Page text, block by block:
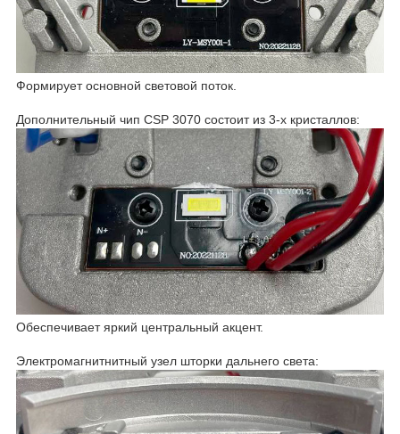
Формирует основной световой поток.
Дополнительный чип CSP 3070 состоит из 3-х кристаллов:
Обеспечивает яркий центральный акцент.
Электромагнитнитный узел шторки дальнего света: